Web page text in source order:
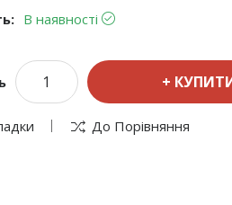
В наявності
До Порівняння